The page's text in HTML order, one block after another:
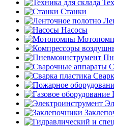
Станки
Насосы